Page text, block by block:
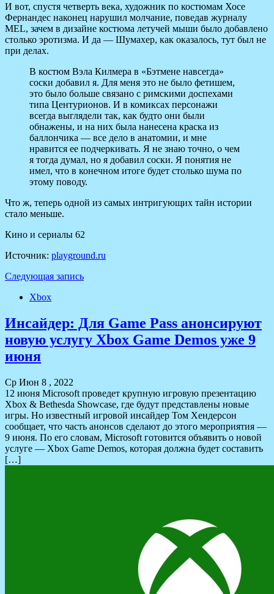
И вот, спустя четверть века, художник по костюмам Хосе
Фернандес наконец нарушил молчание, поведав журналу
MEL, зачем в дизайне костюма летучей мыши было добавлено
столько эротизма. И да — Шумахер, как оказалось, тут был не
при делах.
В костюм Вэла Килмера в «Бэтмене навсегда»
соски добавил я. Для меня это не было фетишем,
это было больше связано с римскими доспехами
типа Центурионов. И в комиксах персонажи
всегда выглядели так, как будто они были
обнажены, и на них была нанесена краска из
баллончика — все дело в анатомии, и мне
нравится ее подчеркивать. Я не знаю точно, о чем
я тогда думал, но я добавил соски. Я понятия не
имел, что в конечном итоге будет столько шума по
этому поводу.
Что ж, теперь одной из самых интригующих тайн истории
стало меньше.
Кино и сериалы 62
Источник: playground.ru
Следующая запись
Xbox
Инсайдер: Для Game Pass анонсируют
новую услугу Xbox Game Demos уже 9
июня
Ср Июн 8 , 2022
12 июня Microsoft проведет крупную игровую презентацию
Xbox & Bethesda Showcase, где будут представлены новые
игры. Но известный игровой инсайдер Том Хендерсон
сообщает, что часть анонсов сделают до этого мероприятия —
9 июня. По его словам, Microsoft готовится объявить о новой
услуге — Xbox Game Demos, которая должна будет составить
[…]